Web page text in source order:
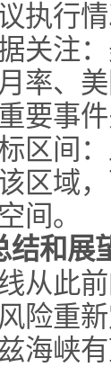
执行
关注
率、
要事件
区间
区域
间。
结和展
从此
险重
海峡